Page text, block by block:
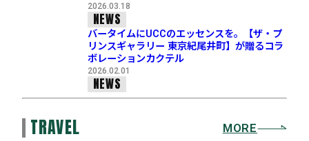
2026.03.18
NEWS
バータイムにUCCのエッセンスを。【ザ・プ
リンスギャラリー 東京紀尾井町】が贈るコラ
ボレーションカクテル
2026.02.01
NEWS
TRAVEL MORE